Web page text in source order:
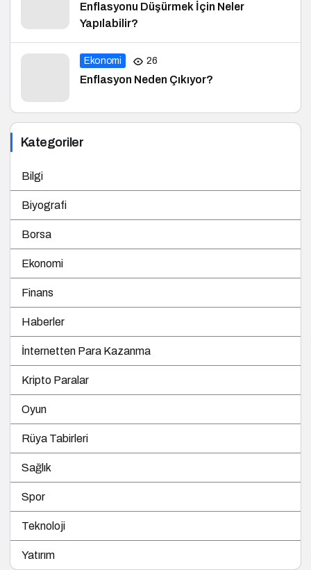
Enflasyonu Düşürmek İçin Neler
Yapılabilir?
Ekonomi 26
Enflasyon Neden Çıkıyor?
Kategoriler
Bilgi
Biyografi
Borsa
Ekonomi
Finans
Haberler
İnternetten Para Kazanma
Kripto Paralar
Oyun
Rüya Tabirleri
Sağlık
Spor
Teknoloji
Yatırım